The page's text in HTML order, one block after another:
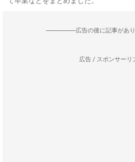
--------------------広告の後に記事があり
広告 / スポンサーリ